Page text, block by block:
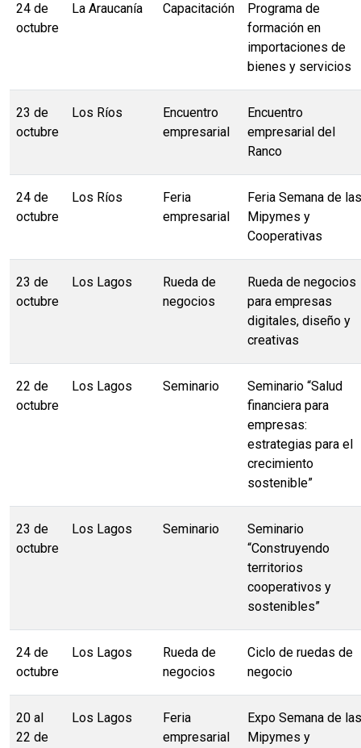
24 de
octubre
La Araucanía Capacitación
Programa de
formación en
importaciones de
bienes y servicios
23 de
octubre
Los Ríos
Encuentro
empresarial
Encuentro
empresarial del
Ranco
24 de
octubre
Los Ríos
Feria
empresarial
Feria Semana de las
Mipymes y
Cooperativas
23 de
octubre
Los Lagos
Rueda de
negocios
Rueda de negocios
para empresas
digitales, diseño y
creativas
22 de
octubre
Los Lagos Seminario
Seminario “Salud
financiera para
empresas:
estrategias para el
crecimiento
sostenible”
23 de
octubre
Los Lagos Seminario
Seminario
“Construyendo
territorios
cooperativos y
sostenibles”
24 de
octubre
Los Lagos
Rueda de
negocios
Ciclo de ruedas de
negocio
20 al
22 de
Los Lagos
Feria
empresarial
Expo Semana de las
Mipymes y